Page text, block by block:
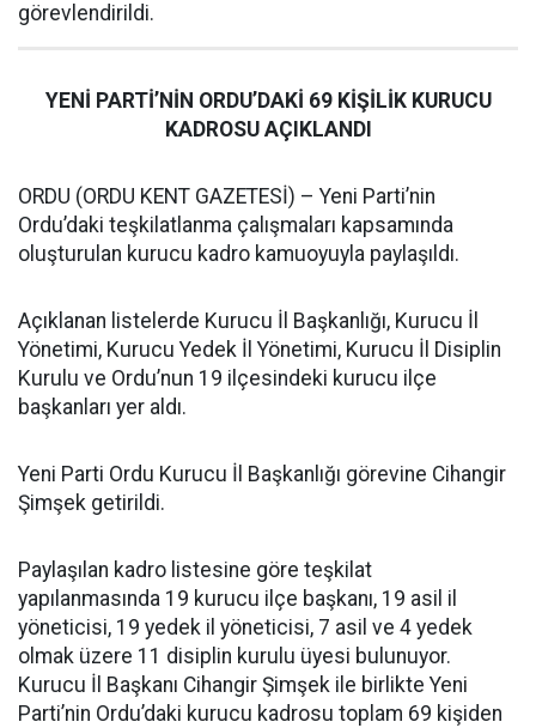
görevlendirildi.
YENİ PARTİ’NİN ORDU’DAKİ 69 KİŞİLİK KURUCU
KADROSU AÇIKLANDI
ORDU (ORDU KENT GAZETESİ) – Yeni Parti’nin
Ordu’daki teşkilatlanma çalışmaları kapsamında
oluşturulan kurucu kadro kamuoyuyla paylaşıldı.
Açıklanan listelerde Kurucu İl Başkanlığı, Kurucu İl
Yönetimi, Kurucu Yedek İl Yönetimi, Kurucu İl Disiplin
Kurulu ve Ordu’nun 19 ilçesindeki kurucu ilçe
başkanları yer aldı.
Yeni Parti Ordu Kurucu İl Başkanlığı görevine Cihangir
Şimşek getirildi.
Paylaşılan kadro listesine göre teşkilat
yapılanmasında 19 kurucu ilçe başkanı, 19 asil il
yöneticisi, 19 yedek il yöneticisi, 7 asil ve 4 yedek
olmak üzere 11 disiplin kurulu üyesi bulunuyor.
Kurucu İl Başkanı Cihangir Şimşek ile birlikte Yeni
Parti’nin Ordu’daki kurucu kadrosu toplam 69 kişiden